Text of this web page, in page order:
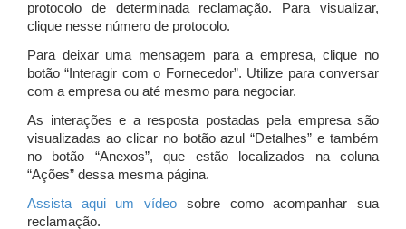
protocolo de determinada reclamação. Para visualizar,
clique nesse número de protocolo.
Para deixar uma mensagem para a empresa, clique no
botão “Interagir com o Fornecedor”. Utilize para conversar
com a empresa ou até mesmo para negociar.
As interações e a resposta postadas pela empresa são
visualizadas ao clicar no botão azul “Detalhes” e também
no botão “Anexos”, que estão localizados na coluna
“Ações” dessa mesma página.
Assista aqui um vídeo sobre como acompanhar sua
reclamação.